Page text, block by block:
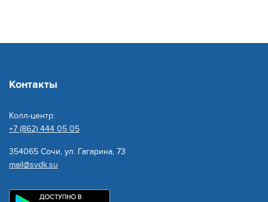
Контакты
Колл-центр:
+7 (862) 444 05 05
354065 Сочи, ул. Гагарина, 73
mail@svdk.su